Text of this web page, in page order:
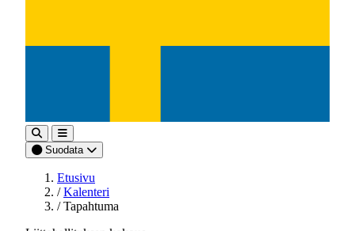
Suodata
Etusivu
/ Kalenteri
/ Tapahtuma